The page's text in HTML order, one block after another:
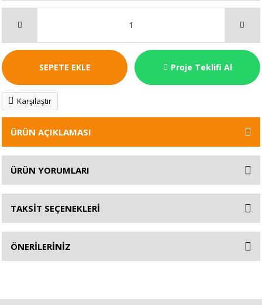
SEPETE EKLE Proje Teklifi Al
Karşılaştır
ÜRÜN AÇIKLAMASI
ÜRÜN YORUMLARI
TAKSİT SEÇENEKLERİ
ÖNERİLERİNİZ